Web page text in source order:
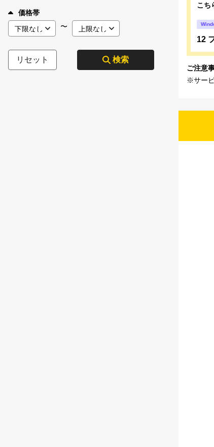
価格帯
〜
リセット 検索
こち
12
ご注意
※サービ